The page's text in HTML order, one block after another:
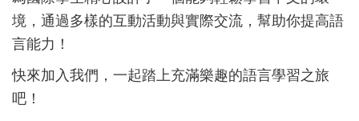
境，通過多樣的互動活動與實際交流，幫助你提高語
言能力！
快來加入我們，一起踏上充滿樂趣的語言學習之旅
吧！